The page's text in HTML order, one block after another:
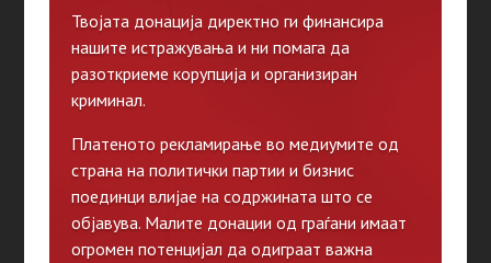
Твојата донација директно ги финансира
нашите истражувања и ни помага да
разоткриеме корупција и организиран
криминал.
Платеното рекламирање во медиумите од
страна на политички партии и бизнис
поединци влијае на содржината што се
објавува. Малите донации од граѓани имаат
огромен потенцијал да одиграат важна